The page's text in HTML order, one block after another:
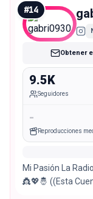
#14
Obtener
9.5K
Seguidores
-
Reproducciones
Mi Pasión La
👸💖🤴 ((Esta